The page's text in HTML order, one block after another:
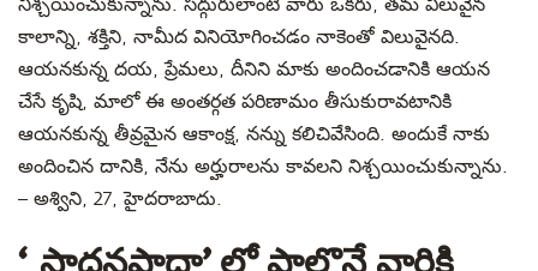
నిశ్చయించుకున్నాను. సద్గురులాంటి వారు ఒకరు, తమ విలువైన
కాలాన్ని, శక్తిని, నామీద వినియోగించడం నాకెంతో విలువైనది.
ఆయనకున్న దయ, ప్రేమలు, దీనిని మాకు అందించడానికి ఆయన
చేసే కృషి, మాలో ఈ అంతర్గత పరిణామం తీసుకురావటానికి
ఆయనకున్న తీవ్రమైన ఆకాంక్ష, నన్ను కలిచివేసింది. అందుకే నాకు
అందించిన దానికి, నేను అర్హురాలను కావలని నిశ్చయించుకున్నాను.
– అశ్విని, 27, హైదరాబాదు.